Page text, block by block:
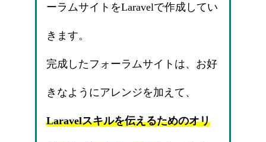
ーラムサイトをLaravelで作成してい
きます。
完成したフォーラムサイトは、お好
きなようにアレンジを加えて、
Laravelスキルを伝えるためのオリ